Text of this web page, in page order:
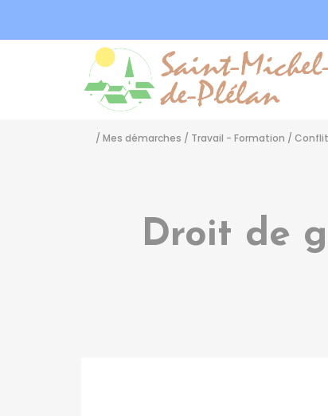
/ Mes démarches / Travail - Formation /
Droit de